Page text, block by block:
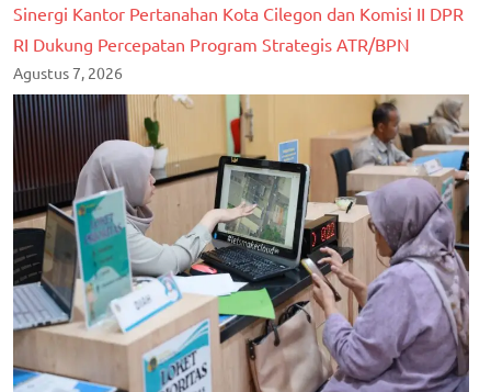
Sinergi Kantor Pertanahan Kota Cilegon dan Komisi II DPR
RI Dukung Percepatan Program Strategis ATR/BPN
Agustus 7, 2026